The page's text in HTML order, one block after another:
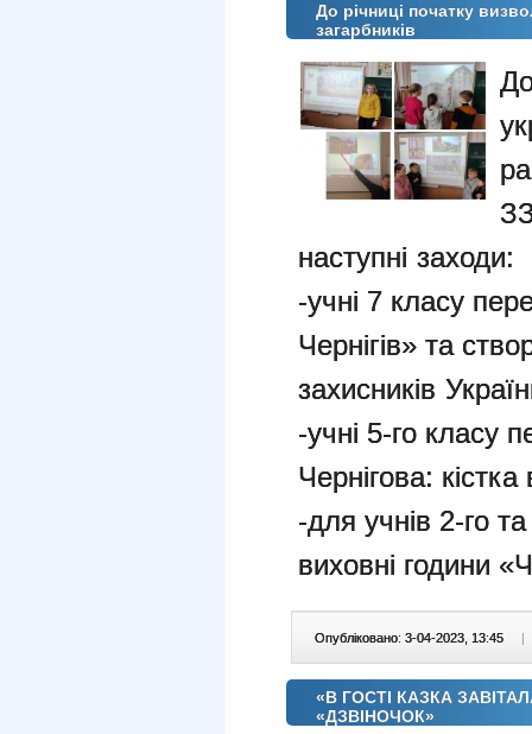
До річниці початку
загарбників
наступні заходи:
-учні 7 класу
Чернігів» та
захисників
-учні 5-го класу
Чернігова: кістка
-для учнів 2-го
виховні години
Опубліковано: 3-04-2023, 13:45 |
«В ГОСТІ КАЗКА
«ДЗВІНОЧОК»